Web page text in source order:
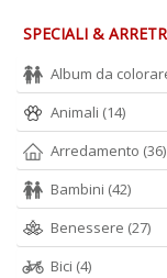
SPECIALI &
Album da
Animali (14)
Arredamento (36)
Bambini (42)
Benessere (27)
Bici (4)